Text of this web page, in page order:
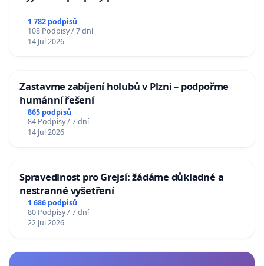
1 782 podpisů
108 Podpisy / 7 dní
14 Jul 2026
Zastavme zabíjení holubů v Plzni – podpořme
humánní řešení
865 podpisů
84 Podpisy / 7 dní
14 Jul 2026
Spravedlnost pro Grejsí: žádáme důkladné a
nestranné vyšetření
1 686 podpisů
80 Podpisy / 7 dní
22 Jul 2026